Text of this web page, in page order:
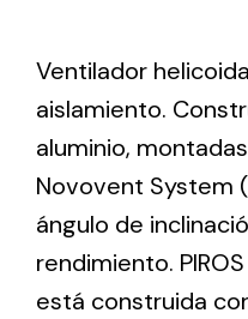
Ventilation
The incorporation of
meant a greater offer
different uses
Ventilador
aislamiento.
aluminio,
Novovent System
ángulo de
rendimiento.
está construida